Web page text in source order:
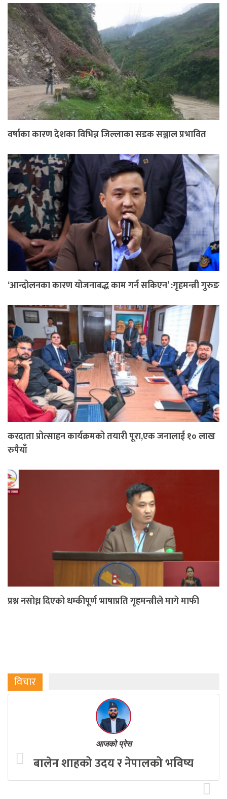
वर्षाका कारण देशका विभिन्न जिल्लाका सडक सञ्जाल प्रभावित
‘आन्दोलनका कारण योजनाबद्ध काम गर्न सकिएन’ :गृहमन्त्री गुरुङ
करदाता प्रोत्साहन कार्यक्रमको तयारी पूरा,एक जनालाई १० लाख
रुपैयाँ
प्रश्न नसोध्न दिएको धम्कीपूर्ण भाषाप्रति गृहमन्त्रीले मागे माफी
विचार
आजको प्रेस
बालेन शाहको उदय र नेपालको भविष्य